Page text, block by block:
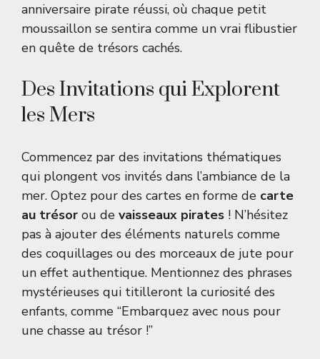
anniversaire pirate réussi, où chaque petit
moussaillon se sentira comme un vrai flibustier
en quête de trésors cachés.
Des Invitations qui Explorent
les Mers
Commencez par des invitations thématiques
qui plongent vos invités dans l’ambiance de la
mer. Optez pour des cartes en forme de carte
au trésor ou de vaisseaux pirates ! N’hésitez
pas à ajouter des éléments naturels comme
des coquillages ou des morceaux de jute pour
un effet authentique. Mentionnez des phrases
mystérieuses qui titilleront la curiosité des
enfants, comme “Embarquez avec nous pour
une chasse au trésor !”